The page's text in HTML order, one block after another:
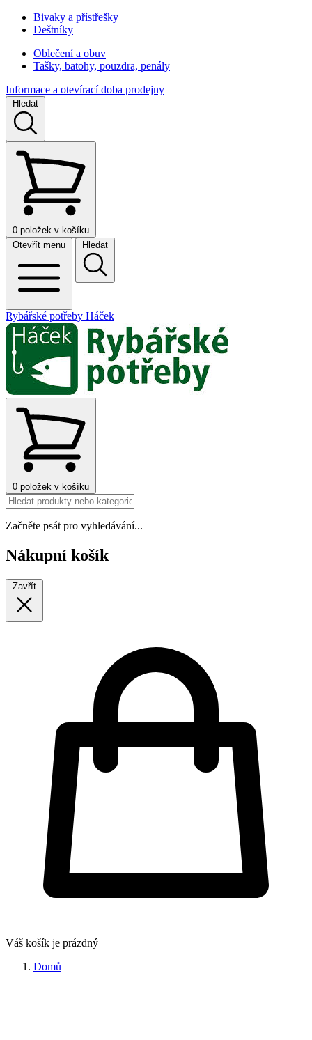
Bivaky a přístřešky
Deštníky
Oblečení a obuv
Tašky, batohy, pouzdra, penály
Informace a otevírací doba prodejny
Hledat
0 položek v košíku
Otevřít menu
Hledat
Rybářské potřeby Háček
0 položek v košíku
Začněte psát pro vyhledávání...
Nákupní košík
Zavřít
Váš košík je prázdný
Domů